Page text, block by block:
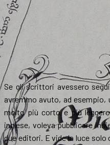
Se gli scrittori avessero
avremmo avuto, ad esempio,
molto più corto e più
inglese, voleva pubblicare
due editori. E vide la luce